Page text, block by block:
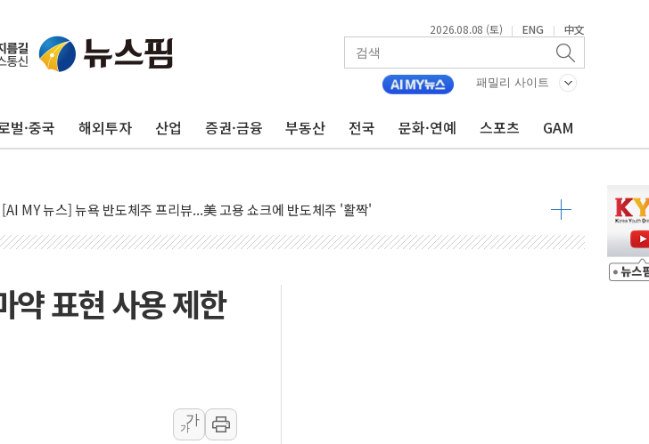
2026.08.08 (토) | ENG | 中文
패밀리 사이트
벌·중국 해외투자 산업 증권·금융 부동산 전국 문화·연예 스포츠 GAM
[종합] 이슬람 수니파 3국, '공동방위협정' 체결… 이스라엘·이란 위협에 맞설 자체 억지력 강화
트럼프, 백신·자폐증 행정명령 검토…"이르면 다음 주"
이란 핵심 원유 수출항 '하르그섬', 최근 1주일 이상 '올스톱'… 美 해상봉쇄 영향
美 고용 쇼크에 엔화 장중 급등…시장은 "또 개입했나" 촉각
뉴욕증시 프리뷰, 美 고용 쇼크에 금리 인상 우려 후퇴…나스닥 선물 1%대 상승
[종합] 美 7월 고용 2만3000명 감소 '쇼크'…9월 금리 인상 기대 후퇴
뉴욕증시 개장 전 특징주...아틀라시안·클라우드플레어·태양광주↑ VS 트레이드데스크·웬디스↓
보훈부, 미 DPAA와 MOU… "6·25 미군 실종자 7359명 끝까지 찾겠다"
李 대통령, '6시간 마라톤 부동산 2차 회의' 주재… "전폭적 공급 확대·속도전 총력"
약 표현 사용 제한
가
가